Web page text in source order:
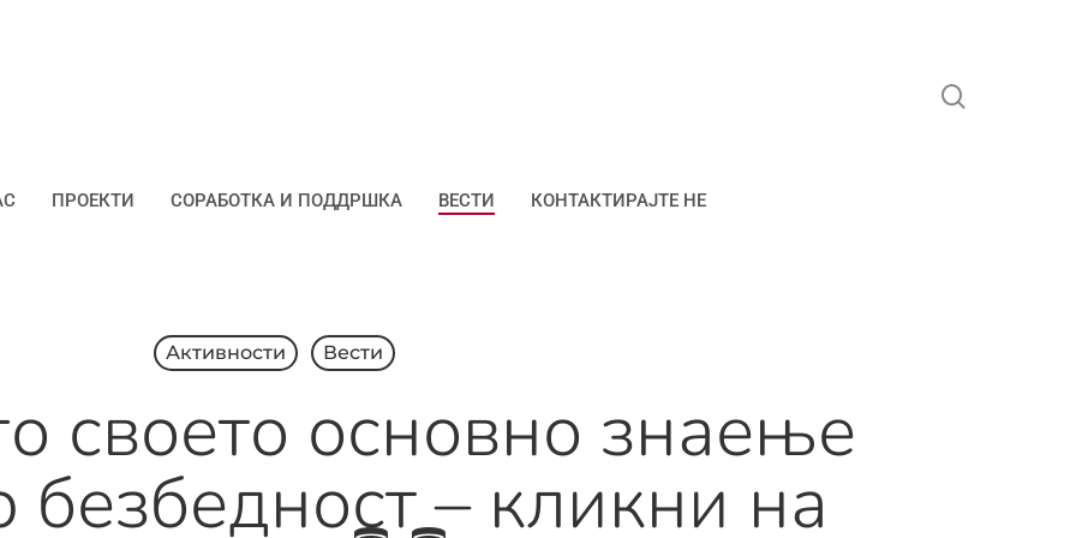
ПРОЕКТИ СОРАБОТКА И ПОДДРШКА ВЕСТИ КОНТАКТИРАЈТЕ НЕ
Активности Вести
своето основно знаење
безбедност – кликни на